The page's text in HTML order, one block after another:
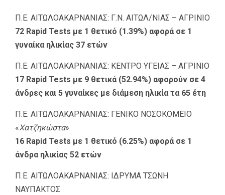
Π.Ε. ΑΙΤΩΛΟΑΚΑΡΝΑΝΙΑΣ: Γ.Ν. ΑΙΤΩΛ/ΝΙΑΣ – ΑΓΡΙΝΙΟ
72 Rapid Tests με 1 θετικό (1.39%) αφορά σε 1
γυναίκα ηλικίας 37 ετών
Π.Ε. ΑΙΤΩΛΟΑΚΑΡΝΑΝΙΑΣ: ΚΕΝΤΡΟ ΥΓΕΙΑΣ – ΑΓΡΙΝΙΟ
17 Rapid Tests με 9 θετικά (52.94%) αφορούν σε 4
άνδρες και 5 γυναίκες με διάμεση ηλικία τα 65 έτη
Π.Ε. ΑΙΤΩΛΟΑΚΑΡΝΑΝΙΑΣ: ΓΕΝΙΚΟ ΝΟΣΟΚΟΜΕΙΟ
«Χατζηκώστα»
16 Rapid Tests με 1 θετικό (6.25%) αφορά σε 1
άνδρα ηλικίας 52 ετών
Π.Ε. ΑΙΤΩΛΟΑΚΑΡΝΑΝΙΑΣ: ΙΔΡΥΜΑ ΤΣΩΝΗ
ΝΑΥΠΑΚΤΟΣ